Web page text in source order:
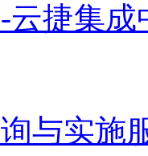
云捷集成
与实施